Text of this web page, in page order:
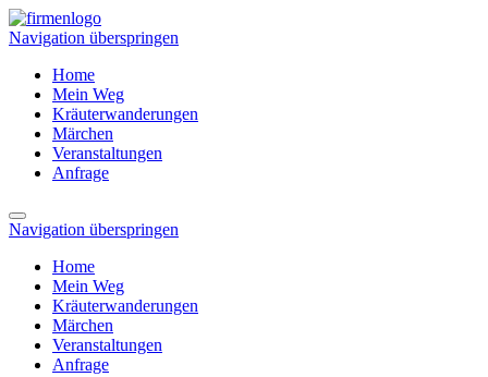
Navigation überspringen
Home
Mein Weg
Kräuterwanderungen
Märchen
Veranstaltungen
Anfrage
Navigation überspringen
Home
Mein Weg
Kräuterwanderungen
Märchen
Veranstaltungen
Anfrage